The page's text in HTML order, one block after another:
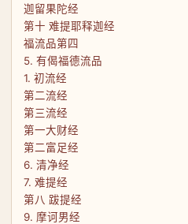
迦留果陀经
第十 难提耶释迦经
福流品第四
5. 有偈福德流品
1. 初流经
第二流经
第三流经
第一大财经
第二富足经
6. 清净经
7. 难提经
第八 跋提经
9. 摩诃男经